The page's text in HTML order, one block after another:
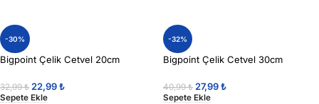
-30%
Bigpoint Çelik Cetvel 20cm
32,99₺ 22,99₺
Sepete Ekle
-32%
Bigpoint Çelik Cetvel 30cm
40,99₺ 27,99₺
Sepete Ekle